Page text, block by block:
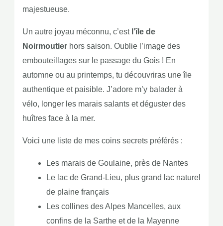
majestueuse.
Un autre joyau méconnu, c’est l’île de
Noirmoutierhors saison. Oublie l’image des
embouteillages sur le passage du Gois ! En
automne ou au printemps, tu découvriras une île
authentique et paisible. J’adore m’y balader à
vélo, longer les marais salants et déguster des
huîtres face à la mer.
Voici une liste de mes coins secrets préférés :
Les marais de Goulaine, près de Nantes
Le lac de Grand-Lieu, plus grand lac naturel
de plaine français
Les collines des Alpes Mancelles, aux
confins de la Sarthe et de la Mayenne